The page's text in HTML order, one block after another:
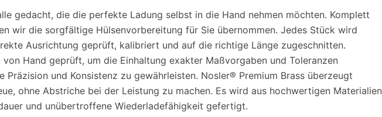
gedacht, die die perfekte Ladung selbst in die Hand nehmen möchten. Komplett
wir die sorgfältige Hülsenvorbereitung für Sie übernommen. Jedes Stück wird
Ausrichtung geprüft, kalibriert und auf die richtige Länge zugeschnitten.
Hand geprüft, um die Einhaltung exakter Maßvorgaben und Toleranzen
Präzision und Konsistenz zu gewährleisten. Nosler® Premium Brass überzeugt
ohne Abstriche bei der Leistung zu machen. Es wird aus hochwertigen Materialien
und unübertroffene Wiederladefähigkeit gefertigt.